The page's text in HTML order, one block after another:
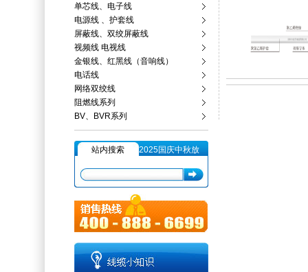
单芯线、电子线
电源线 、护套线
屏蔽线、双绞屏蔽线
视频线 电视线
金银线、红黑线（音响线）
电话线
网络双绞线
阻燃线系列
BV、BVR系列
站内搜索
2025国庆中秋放